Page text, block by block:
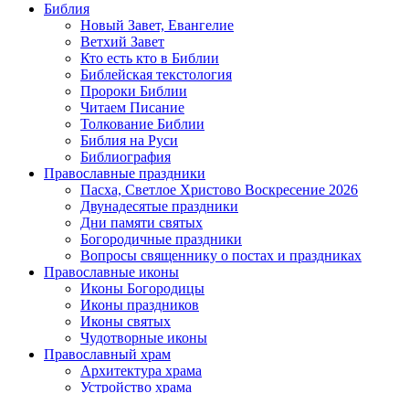
Библия
Новый Завет, Евангелие
Ветхий Завет
Кто есть кто в Библии
Библейская текстология
Пророки Библии
Читаем Писание
Толкование Библии
Библия на Руси
Библиография
Православные праздники
Пасха, Светлое Христово Воскресение 2026
Двунадесятые праздники
Дни памяти святых
Богородичные праздники
Вопросы священнику о постах и праздниках
Православные иконы
Иконы Богородицы
Иконы праздников
Иконы святых
Чудотворные иконы
Православный храм
Архитектура храма
Устройство храма